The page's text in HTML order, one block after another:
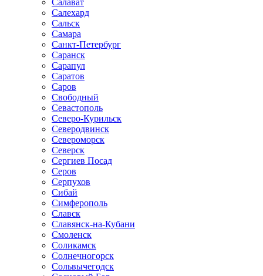
Салават
Салехард
Сальск
Самара
Санкт-Петербург
Саранск
Сарапул
Саратов
Саров
Свободный
Севастополь
Северо-Курильск
Северодвинск
Североморск
Северск
Сергиев Посад
Серов
Серпухов
Сибай
Симферополь
Славск
Славянск-на-Кубани
Смоленск
Соликамск
Солнечногорск
Сольвычегодск